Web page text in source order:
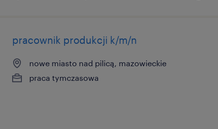
pracownik produkcji k/m/n
nowe miasto nad pilicą, mazowieckie
praca tymczasowa